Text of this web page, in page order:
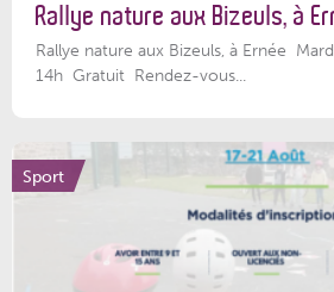
Rallye nature aux Bizeuls, à
Rallye nature aux Bizeuls, à Ernée
14h Gratuit Rendez-vous...
Sport